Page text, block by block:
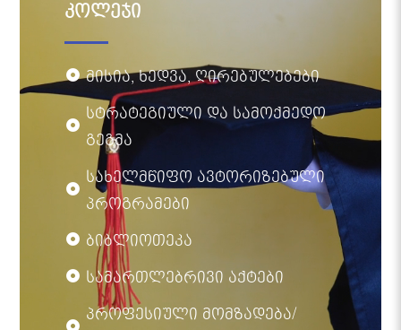
კოლეჯი
მისია, ხედვა, ღირებულებები
სტრატეგიული და სამოქმედო
გეგმა
სახელმწიფო ავტორიზებული
პროგრამები
ბიბლიოთეკა
სამართლებრივი აქტები
პროფესიული მომზადება/